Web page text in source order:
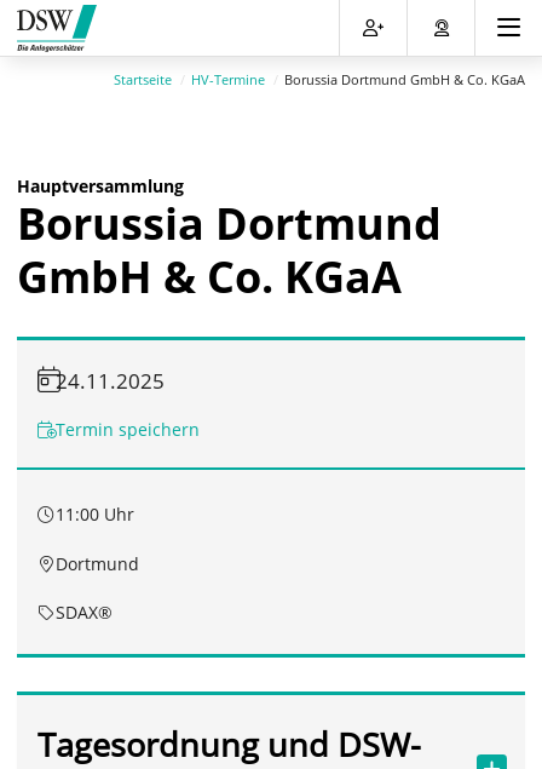
Direkt
zum
Inhalt
Direkt
zum
Hauptmenu
Direkt
zur
Suche
Direkt
zum
Footer
Startseite HV-Termine Borussia Dortmund GmbH & Co. KGaA
Hauptversammlung
Borussia Dortmund
GmbH & Co. KGaA
24.11.2025
Termin speichern
11:00 Uhr
Dortmund
SDAX®
Tagesordnung und DSW-